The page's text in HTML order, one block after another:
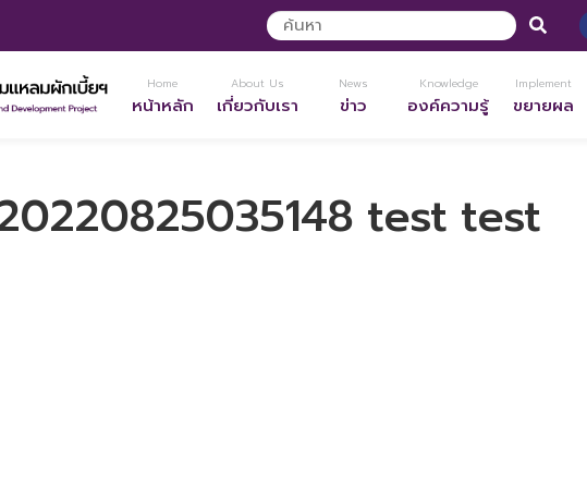
Home
หน้าหลัก
About Us
เกี่ยวกับเรา
News
ข่าว
Knowledge
องค์ความรู้
Implement
ขยายผล
test test